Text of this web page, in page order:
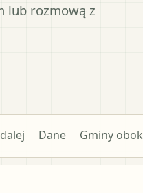
lub rozmową z
Dane Gminy obok